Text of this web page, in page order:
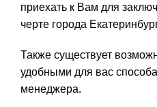
приехать к Вам для
черте города
Также существует
удобными для вас
менеджера.